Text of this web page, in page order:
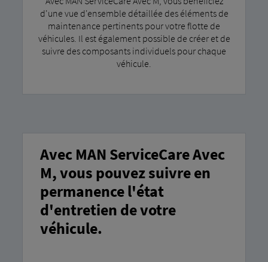
d'une vue d'ensemble détaillée des éléments de
maintenance pertinents pour votre flotte de
véhicules. Il est également possible de créer et de
suivre des composants individuels pour chaque
véhicule.
Avec MAN ServiceCare Avec
M, vous pouvez suivre en
permanence l'état
d'entretien de votre
véhicule.